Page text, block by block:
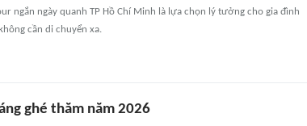
ngắn ngày quanh TP Hồ Chí Minh là lựa chọn lý tưởng cho gia đình
cần di chuyển xa.
ghé thăm năm 2026